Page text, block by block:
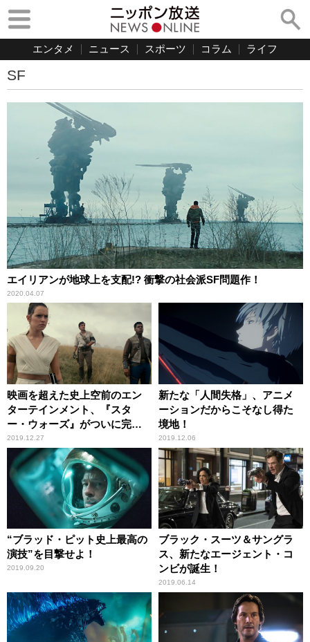
エンタメ ニュース スポーツ コラム ライフ
SF
エイリアンが地球上を支配!? 衝撃の社会派SF問題作！
2020.04.07
映画を超えた史上空前のエン
ターテインメント、『スタ
ー・ウォーズ』がついに完
結！
2019.12.27
新たな「人間失格」、アニメ
ーションだからこそなし得た
境地！
2019.12.06
“ブラッド・ピット史上最高の
演技”を目撃せよ！
2019.09.20
ブラック・スーツ＆サングラ
ス、新たなエージェント・コ
ンビが誕生！
2019.06.14